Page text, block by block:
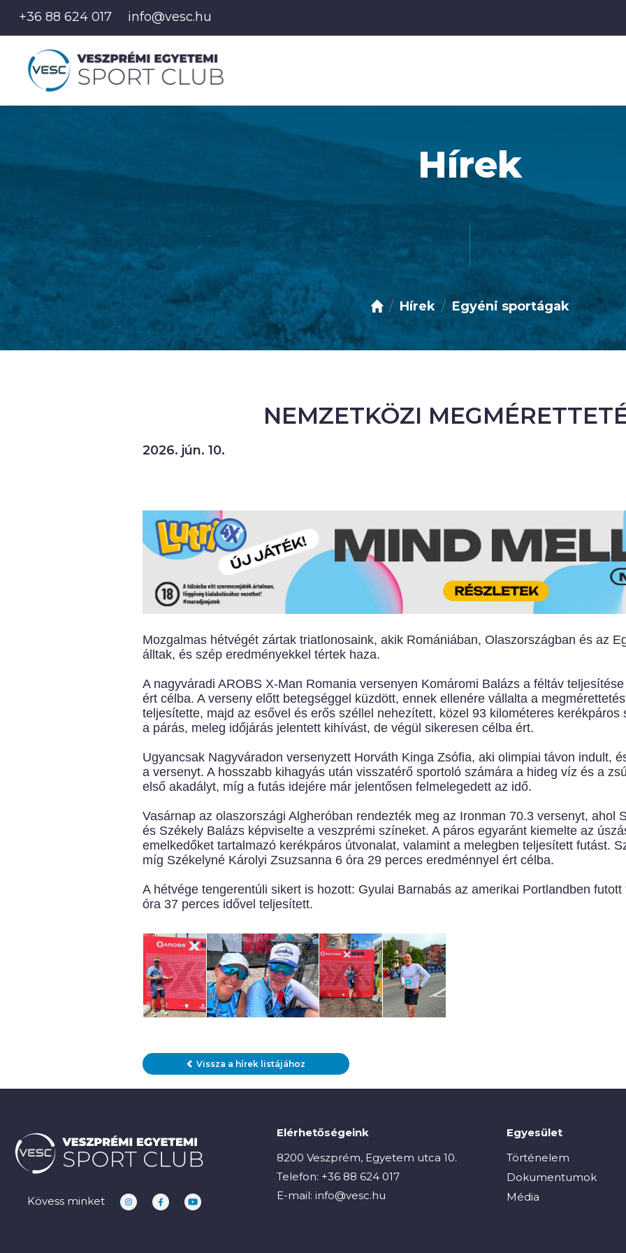
+36 88 624 017 info@vesc.hu
Hírek
Hírek Egyéni sportágak
NEMZETKÖZI
2026. jún. 10.
Mozgalmas hétvégét zártak triatlonosaink, akik Romániában, Olaszországban és az
álltak, és szép eredményekkel tértek haza.
A nagyváradi AROBS X-Man Romania versenyen Komáromi Balázs a féltáv
ért célba. A verseny előtt betegséggel küzdött, ennek ellenére vállalta a
teljesítette, majd az esővel és erős széllel nehezített, közel 93 kilométeres kerékpáros
a párás, meleg időjárás jelentett kihívást, de végül sikeresen célba ért.
Ugyancsak Nagyváradon versenyzett Horváth Kinga Zsófia, aki olimpiai távon indult,
a versenyt. A hosszabb kihagyás után visszatérő sportoló számára a hideg víz és a
első akadályt, míg a futás idejére már jelentősen felmelegedett az idő.
Vasárnap az olaszországi Algheróban rendezték meg az Ironman 70.3 versenyt, ahol
és Székely Balázs képviselte a veszprémi színeket. A páros egyaránt kiemelte az
emelkedőket tartalmazó kerékpáros útvonalat, valamint a melegben teljesített futást.
míg Székelyné Károlyi Zsuzsanna 6 óra 29 perces eredménnyel ért célba.
A hétvége tengerentúli sikert is hozott: Gyulai Barnabás az amerikai Portlandben
óra 37 perces idővel teljesített.
Vissza a hírek listájához
Kövess minket
Elérhetőségeink
8200 Veszprém, Egyetem utca 10.
Telefon: +36 88 624 017
E-mail: info@vesc.hu
Egyesület
Történelem
Dokumentumok
Média